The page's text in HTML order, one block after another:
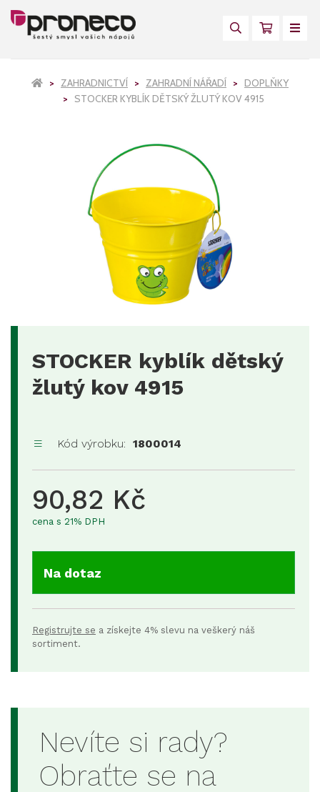
ZAHRADNICTVÍ ZAHRADNÍ NÁŘADÍ
DOPLŇKY
STOCKER KYBLÍK DĚTSKÝ ŽLUTÝ KOV 4915
STOCKER kyblík dětský
žlutý kov 4915
Kód výrobku: 1800014
90,82 Kč
cena s 21% DPH
Na dotaz
Registrujte se a získejte 4% slevu na veškerý náš
sortiment.
Nevíte si rady?
Obraťte se na